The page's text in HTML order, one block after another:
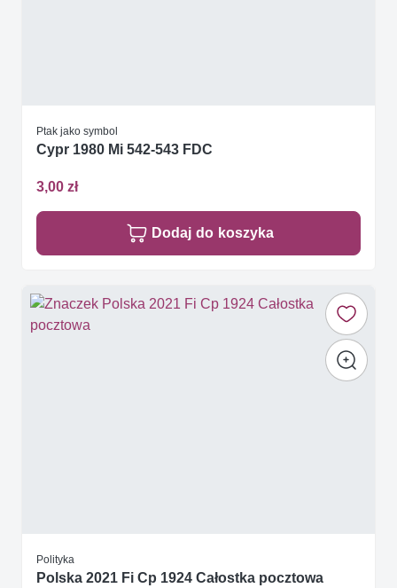
Ptak jako symbol
Cypr 1980 Mi 542-543 FDC
3,00 zł
Dodaj do koszyka
Polityka
Polska 2021 Fi Cp 1924 Całostka pocztowa